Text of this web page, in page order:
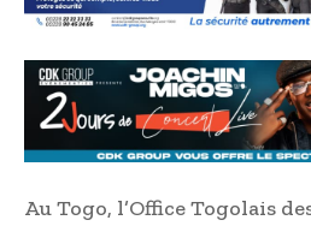
Au Togo, l’Office Togolais